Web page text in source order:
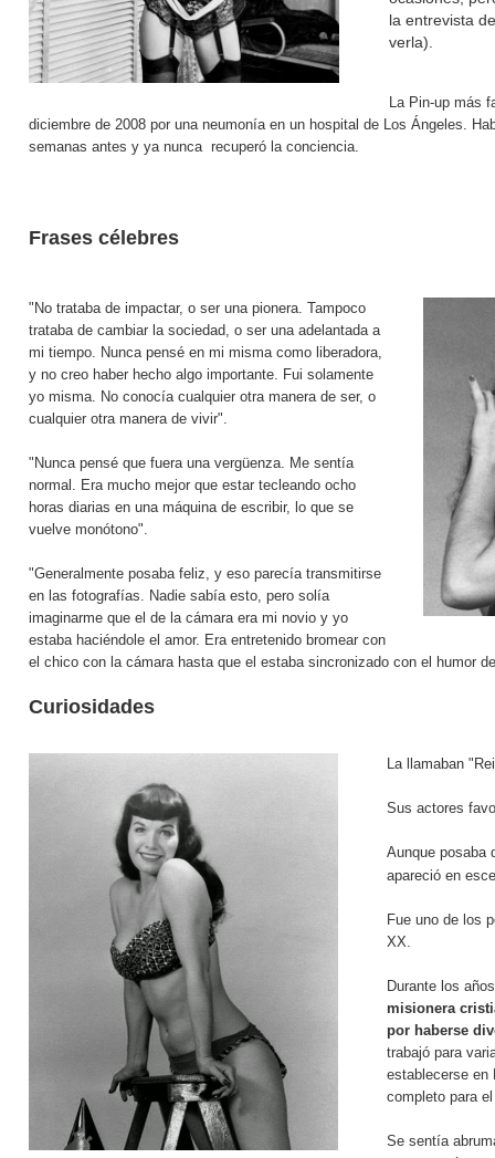
la entrevista
verla).
La Pin-up más
diciembre de 2008 por una neumonía en un hospital de Los Ángeles.
semanas antes y ya nunca recuperó la conciencia.
Frases célebres
"No trataba de impactar, o ser una pionera. Tampoco
trataba de cambiar la sociedad, o ser una adelantada a
mi tiempo. Nunca pensé en mi misma como liberadora,
y no creo haber hecho algo importante. Fui solamente
yo misma. No conocía cualquier otra manera de ser, o
cualquier otra manera de vivir".
"Nunca pensé que fuera una vergüenza. Me sentía
normal. Era mucho mejor que estar tecleando ocho
horas diarias en una máquina de escribir, lo que se
vuelve monótono".
"Generalmente posaba feliz, y eso parecía transmitirse
en las fotografías. Nadie sabía esto, pero solía
imaginarme que el de la cámara era mi novio y yo
estaba haciéndole el amor. Era entretenido bromear con
el chico con la cámara hasta que el estaba sincronizado con el humor
Curiosidades
La llamaban
Sus actores
Aunque posaba
apareció en
Fue uno de los
XX.
Durante los
misionera
por haberse
trabajó para
establecerse en
completo para
Se sentía